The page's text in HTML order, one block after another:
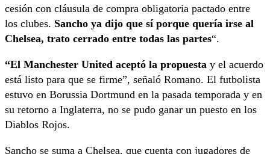
cesión con cláusula de compra obligatoria pactado entre
los clubes. Sancho ya dijo que sí porque quería irse al
Chelsea, trato cerrado entre todas las partes“.
“El Manchester United aceptó la propuesta y el acuerdo
está listo para que se firme”, señaló Romano. El futbolista
estuvo en Borussia Dortmund en la pasada temporada y en
su retorno a Inglaterra, no se pudo ganar un puesto en los
Diablos Rojos.
Sancho se suma a Chelsea, que cuenta con jugadores de